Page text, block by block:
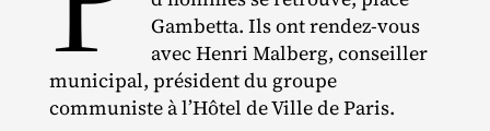
Gambetta. Ils ont rendez‐​vous
avec Henri Malberg, conseiller
municipal, président du groupe
communiste à l’Hôtel de Ville de Paris.